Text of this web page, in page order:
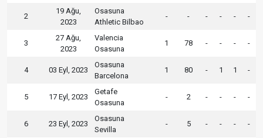
2
19 Ağu,
2023
Osasuna
Athletic Bilbao
- - - - - -
3
27 Ağu,
2023
Valencia
Osasuna
1 78 - - - -
4 03 Eyl, 2023
Osasuna
Barcelona
1 80 - 1 1 -
5 17 Eyl, 2023
Getafe
Osasuna
- 2 - - - -
6 23 Eyl, 2023
Osasuna
Sevilla
- 5 - - - -